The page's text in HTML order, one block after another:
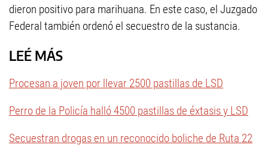
dieron positivo para marihuana. En este caso, el Juzgado
Federal también ordenó el secuestro de la sustancia.
LEÉ MÁS
Procesan a joven por llevar 2500 pastillas de LSD
Perro de la Policía halló 4500 pastillas de éxtasis y LSD
Secuestran drogas en un reconocido boliche de Ruta 22